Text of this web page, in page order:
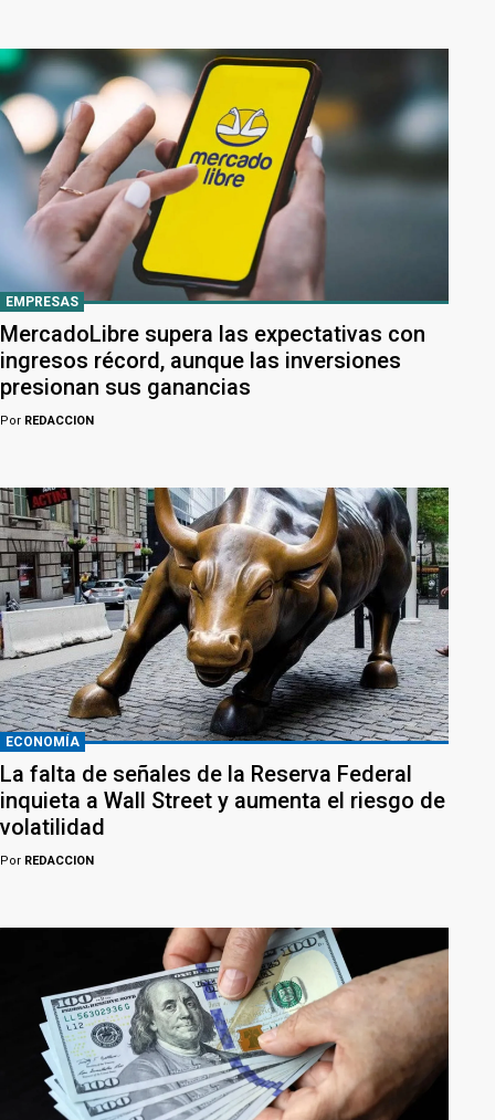
EMPRESAS
MercadoLibre supera las expectativas con
ingresos récord, aunque las inversiones
presionan sus ganancias
Por REDACCION
ECONOMÍA
La falta de señales de la Reserva Federal
inquieta a Wall Street y aumenta el riesgo de
volatilidad
Por REDACCION